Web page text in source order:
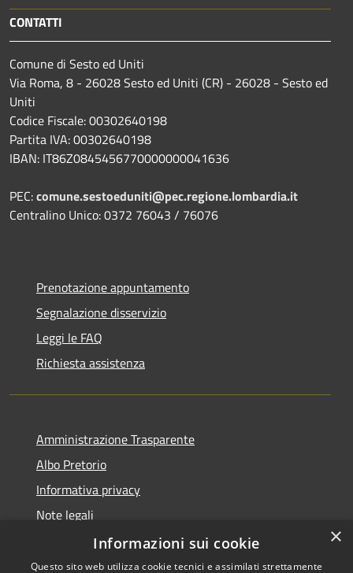
CONTATTI
Comune di Sesto ed Uniti
Via Roma, 8 - 26028 Sesto ed Uniti (CR) - 26028 - Sesto ed
Uniti
Codice Fiscale: 00302640198
Partita IVA: 00302640198
IBAN: IT86Z0845456770000000041636
PEC:comune.sestoeduniti@pec.regione.lombardia.it
Centralino Unico: 0372 76043 / 76076
Prenotazione appuntamento
Segnalazione disservizio
Leggi le FAQ
Richiesta assistenza
Amministrazione Trasparente
Albo Pretorio
Informativa privacy
Note legali
Dichiarazione di accessibilità
×
Informazioni sui cookie
Questo sito web utilizza cookie tecnici e assimilati strettamente